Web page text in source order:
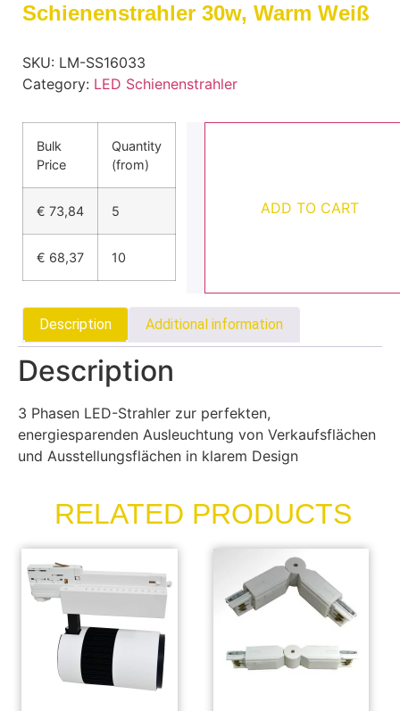
Schienenstrahler 30w, Warm Weiß
SKU: LM-SS16033
Category: LED Schienenstrahler
Bulk
Price
Quantity
(from)
€ 73,84 5
€ 68,37 10
ADD TO CART
Description Additional information
Description
3 Phasen LED-Strahler zur perfekten,
energiesparenden Ausleuchtung von Verkaufsflächen
und Ausstellungsflächen in klarem Design
RELATED PRODUCTS